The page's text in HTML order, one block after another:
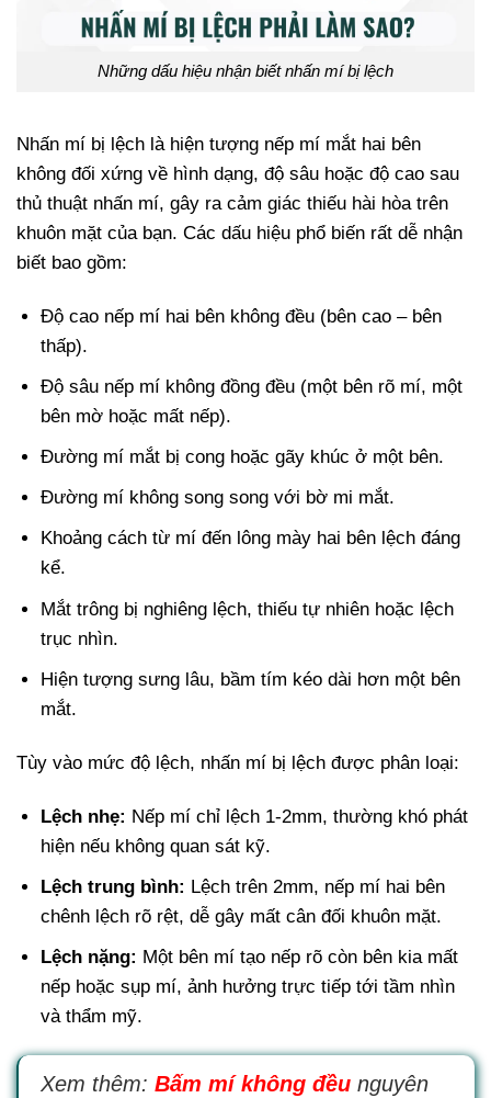
Những dấu hiệu nhận biết nhấn mí bị lệch
Nhấn mí bị lệch là hiện tượng nếp mí mắt hai bên
không đối xứng về hình dạng, độ sâu hoặc độ cao sau
thủ thuật nhấn mí, gây ra cảm giác thiếu hài hòa trên
khuôn mặt của bạn. Các dấu hiệu phổ biến rất dễ nhận
biết bao gồm:
Độ cao nếp mí hai bên không đều (bên cao – bên
thấp).
Độ sâu nếp mí không đồng đều (một bên rõ mí, một
bên mờ hoặc mất nếp).
Đường mí mắt bị cong hoặc gãy khúc ở một bên.
Đường mí không song song với bờ mi mắt.
Khoảng cách từ mí đến lông mày hai bên lệch đáng
kể.
Mắt trông bị nghiêng lệch, thiếu tự nhiên hoặc lệch
trục nhìn.
Hiện tượng sưng lâu, bầm tím kéo dài hơn một bên
mắt.
Tùy vào mức độ lệch, nhấn mí bị lệch được phân loại:
Lệch nhẹ: Nếp mí chỉ lệch 1-2mm, thường khó phát
hiện nếu không quan sát kỹ.
Lệch trung bình: Lệch trên 2mm, nếp mí hai bên
chênh lệch rõ rệt, dễ gây mất cân đối khuôn mặt.
Lệch nặng: Một bên mí tạo nếp rõ còn bên kia mất
nếp hoặc sụp mí, ảnh hưởng trực tiếp tới tầm nhìn
và thẩm mỹ.
Xem thêm: Bấm mí không đều nguyên